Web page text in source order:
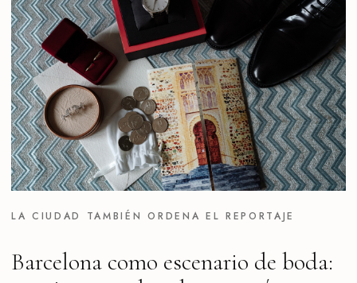
LA CIUDAD TAMBIÉN ORDENA EL REPORTAJE
Barcelona como escenario de boda: